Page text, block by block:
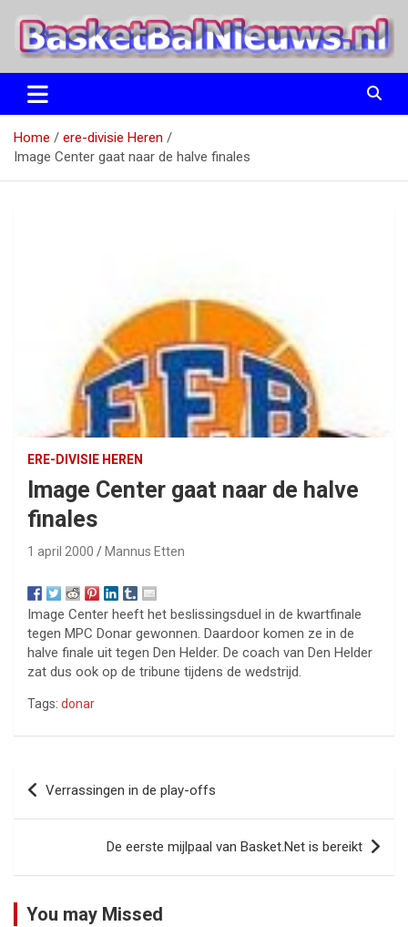
naar
BasketBalNieuws.nl
Etten
Home
ere-divisie Heren
Image Center gaat naar de halve finales
ERE-DIVISIE HEREN
Image Center gaat naar de halve
finales
1 april 2000 Mannus Etten
Image Center heeft het beslissingsduel in de kwartfinale
tegen MPC Donar gewonnen. Daardoor komen ze in de
halve finale uit tegen Den Helder. De coach van Den Helder
zat dus ook op de tribune tijdens de wedstrijd.
Tags: donar
Bericht
navigatie
Verrassingen in de play-offs
De eerste mijlpaal van Basket.Net is bereikt
You may Missed